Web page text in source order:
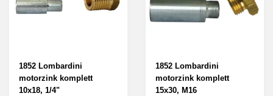
1852 Lombardini
motorzink komplett
10x18, 1/4"
1852 Lombardini
motorzink komplett
15x30, M16